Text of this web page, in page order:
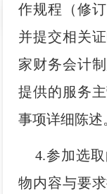
作规程（修
并提交相关
家财务会计
提供的服务
事项详细陈述
4.参加选
物内容与要